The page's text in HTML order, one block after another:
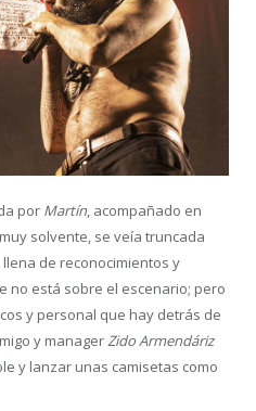
por Martín, acompañado en
solvente, se veía truncada
de reconocimientos y
no está sobre el escenario; pero
y personal que hay detrás de
y managerZido Armendáriz
y lanzar unas camisetas como